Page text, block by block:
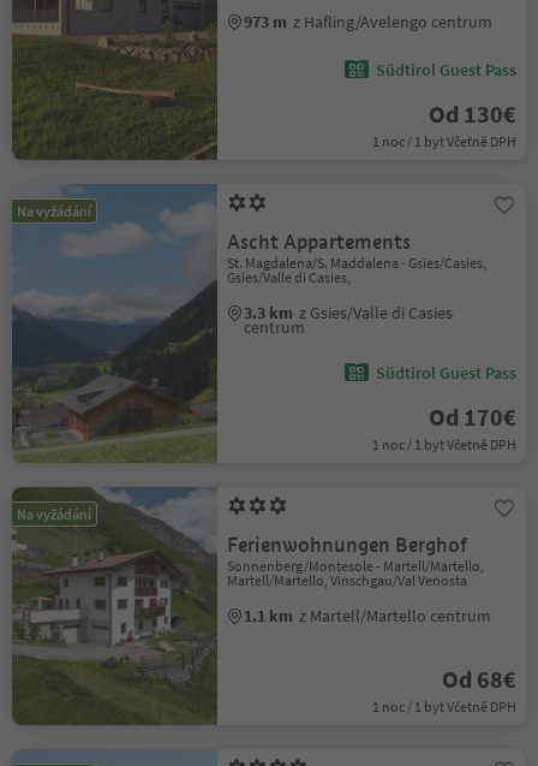
973 m z Hafling/Avelengo centrum
Südtirol Guest Pass
Od 130€
1 noc / 1 byt Včetně DPH
Na vyžádání
Ascht Appartements
St. Magdalena/S. Maddalena - Gsies/Casies,
Gsies/Valle di Casies,
3.3 km z Gsies/Valle di Casies
centrum
Südtirol Guest Pass
Od 170€
1 noc / 1 byt Včetně DPH
Na vyžádání
Ferienwohnungen Berghof
Sonnenberg/Montesole - Martell/Martello,
Martell/Martello, Vinschgau/Val Venosta
1.1 km z Martell/Martello centrum
Od 68€
1 noc / 1 byt Včetně DPH